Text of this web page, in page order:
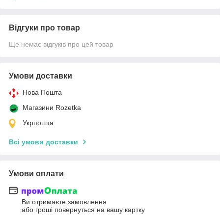
Відгуки про товар
Ще немає відгуків про цей товар
Умови доставки
Нова Пошта
Магазини Rozetka
Укрпошта
Всі умови доставки
Умови оплати
Ви отримаєте замовлення
або гроші повернуться на вашу картку